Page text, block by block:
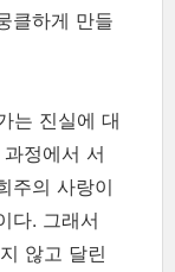
클하게 만들
는 진실에 대
정에서 서
주의 사랑이
다. 그래서
않고 달린